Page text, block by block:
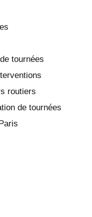
tournées
routiers
de tournées